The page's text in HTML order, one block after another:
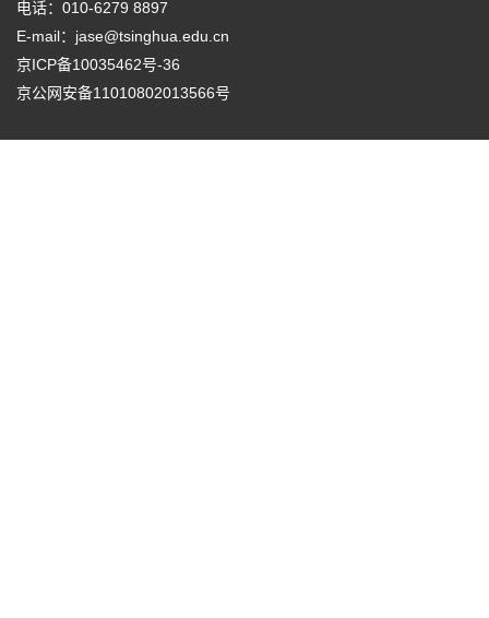
电话：010-6279 8897
E-mail： jase@tsinghua.edu.cn
京ICP备10035462号-36
京公网安备11010802013566号